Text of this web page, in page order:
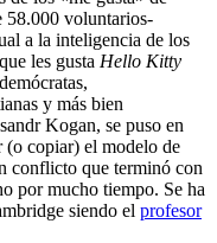
58.000 voluntarios-
a la inteligencia de los
les gusta Hello Kitty
y más bien
Kogan, se puso en
copiar) el modelo de
conflicto que terminó con
por mucho tiempo. Se ha
siendo el profesor